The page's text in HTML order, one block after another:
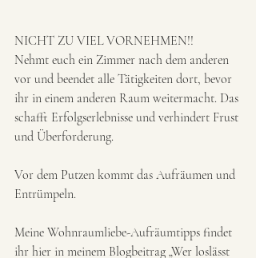
NICHT ZU VIEL VORNEHMEN!!
Nehmt euch ein Zimmer nach dem anderen
vor und beendet alle Tätigkeiten dort, bevor
ihr in einem anderen Raum weitermacht. Das
schafft Erfolgserlebnisse und verhindert Frust
und Überforderung.
Vor dem Putzen kommt das Aufräumen und
Entrümpeln.
Meine Wohnraumliebe-Aufräumtipps findet
ihr hier in meinem Blogbeitrag „Wer loslässt